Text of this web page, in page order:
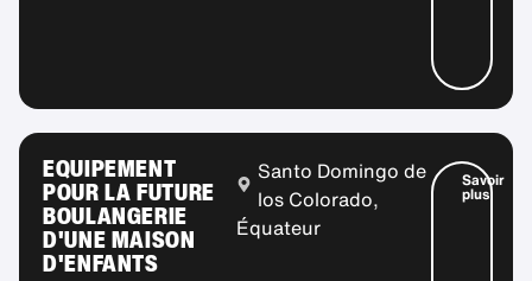
EQUIPEMENT
POUR LA FUTURE
BOULANGERIE
D'UNE MAISON
D'ENFANTS
Santo Domingo de
los Colorado,
Équateur
Savoir
plus